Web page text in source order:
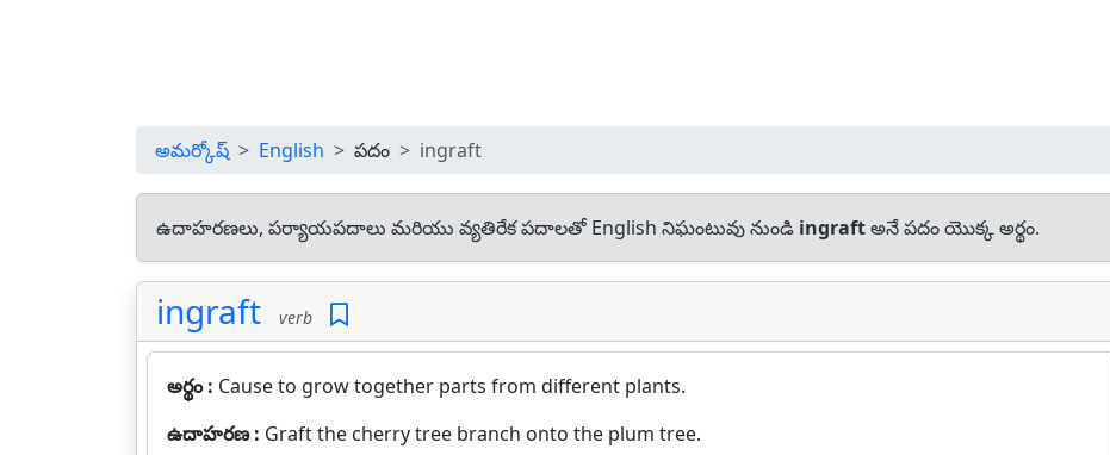
అమర్కోష్ English పదం ingraft
ఉదాహరణలు, పర్యాయపదాలు మరియు వ్యతిరేక పదాలతో English నిఘంటువు నుండి ingraftఅనే పదం యొక్క అర్థం.
ingraft verb
అర్థం : Cause to grow together parts from different plants.
ఉదాహరణ : Graft the cherry tree branch onto the plum tree.